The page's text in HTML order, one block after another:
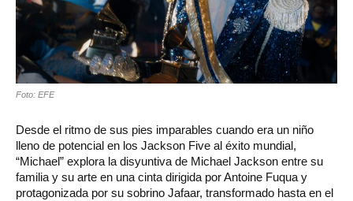
Foto: EFE
Desde el ritmo de sus pies imparables cuando era un niño
lleno de potencial en los Jackson Five al éxito mundial,
“Michael” explora la disyuntiva de Michael Jackson entre su
familia y su arte en una cinta dirigida por Antoine Fuqua y
protagonizada por su sobrino Jafaar, transformado hasta en el